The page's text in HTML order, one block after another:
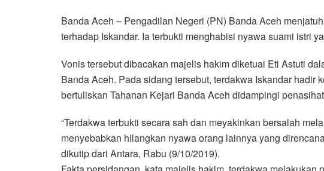
c
e
o
o
k
i
e
r
a
t
A
p
p
n
e
l
e
r
a
m
a
i
a
r
Banda Aceh – Pengadilan Negeri (PN) Banda Aceh
terhadap Iskandar. Ia terbukti menghabisi nyawa suami istri
Vonis tersebut dibacakan majelis hakim diketuai Eti Astuti
Banda Aceh. Pada sidang tersebut, terdakwa Iskandar hadir
bertuliskan Tahanan Kejari Banda Aceh didampingi
“Terdakwa terbukti secara sah dan meyakinkan bersalah
menyebabkan hilangkan nyawa orang lainnya yang
dikutip dari Antara, Rabu (9/10/2019).